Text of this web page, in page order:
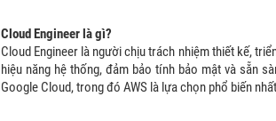
Cloud Engineer là gì?
Cloud Engineer là người chịu trách nhiệm thiết kế,
hiệu năng hệ thống, đảm bảo tính bảo mật và sẵn
Google Cloud, trong đó AWS là lựa chọn phổ biến